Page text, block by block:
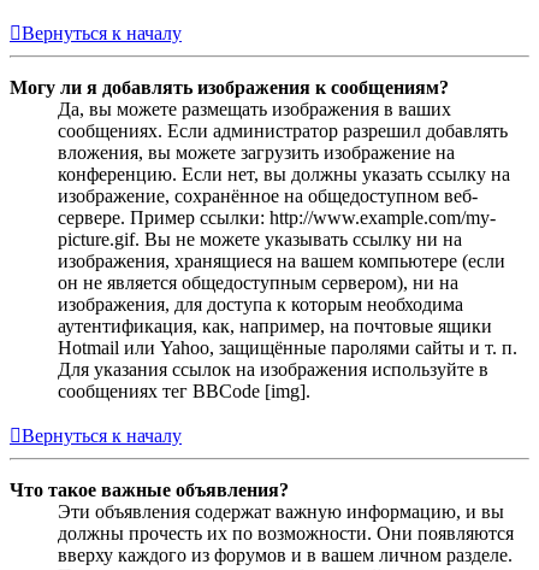
Вернуться к началу
Могу ли я добавлять изображения к сообщениям?
Да, вы можете размещать изображения в ваших
сообщениях. Если администратор разрешил добавлять
вложения, вы можете загрузить изображение на
конференцию. Если нет, вы должны указать ссылку на
изображение, сохранённое на общедоступном веб-
сервере. Пример ссылки: http://www.example.com/my-
picture.gif. Вы не можете указывать ссылку ни на
изображения, хранящиеся на вашем компьютере (если
он не является общедоступным сервером), ни на
изображения, для доступа к которым необходима
аутентификация, как, например, на почтовые ящики
Hotmail или Yahoo, защищённые паролями сайты и т. п.
Для указания ссылок на изображения используйте в
сообщениях тег BBCode [img].
Вернуться к началу
Что такое важные объявления?
Эти объявления содержат важную информацию, и вы
должны прочесть их по возможности. Они появляются
вверху каждого из форумов и в вашем личном разделе.